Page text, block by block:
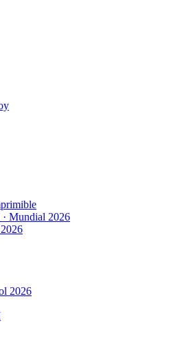
· Mundial 2026
2026